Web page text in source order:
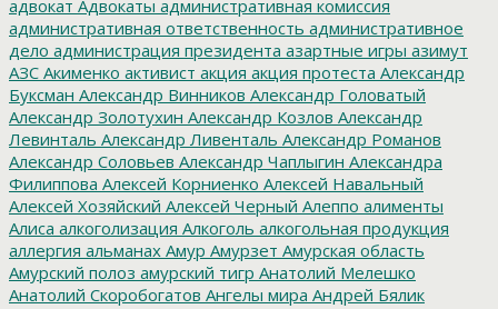
адвокат Адвокаты административная комиссия
административная ответственность административное
дело администрация президента азартные игры азимут
АЗС Акименко активист акция акция протеста Александр
Буксман Александр Винников Александр Головатый
Александр Золотухин Александр Козлов Александр
Левинталь Александр Ливенталь Александр Романов
Александр Соловьев Александр Чаплыгин Александра
Филиппова Алексей Корниенко Алексей Навальный
Алексей Хозяйский Алексей Черный Алеппо алименты
Алиса алкоголизация Алкоголь алкогольная продукция
аллергия альманах Амур Амурзет Амурская область
Амурский полоз амурский тигр Анатолий Мелешко
Анатолий Скоробогатов Ангелы мира Андрей Бялик